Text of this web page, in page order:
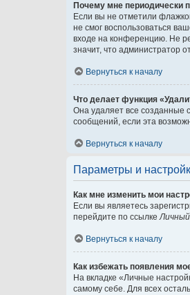
Почему мне периодически
Если вы не отметили
не смог воспользоваться
входе на конференцию. Не
значит, что администратор
Вернуться к началу
Что делает функция
Она удаляет все созданные
сообщений, если эта
Вернуться к началу
Параметры и
Как мне изменить мои
Если вы являетесь
перейдите по ссылке
Вернуться к началу
Как избежать появления
На вкладке «Личные
самому себе. Для всех